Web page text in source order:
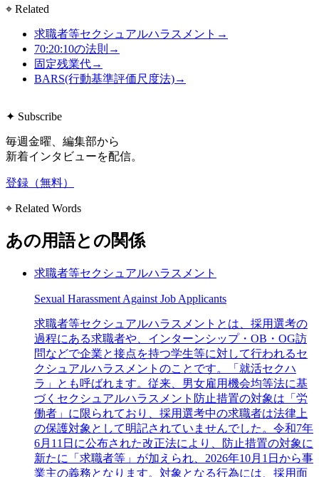
⌖ Related
求職者等セクシュアルハラスメント →
70:20:10の法則 →
固定残業代→
BARS(行動基準評価尺度法)→
✦ Subscribe
毎週金曜、編集部から
新着インタビューを配信。
登録（無料）
⌖ Related Words
あの用語との関係
求職者等セクシュアルハラスメント
Sexual Harassment Against Job Applicants
求職者等セクシュアルハラスメントとは、採用選考の
過程にある求職者や、インターンシップ・OB・OG訪
問などで企業と接点を持つ学生等に対して行われるセ
クシュアルハラスメントのことです。「就活セクハ
ラ」とも呼ばれます。従来、男女雇用機会均等法に基
づくセクシュアルハラスメント防止措置の対象は「労
働者」に限られており、採用選考中の求職者は法律上
の保護対象として明記されていませんでした。令和7年
6月11日に公布された改正法により、防止措置の対象に
新たに「求職者等」が加えられ、2026年10月1日から事
業主の義務となります。対象となる行為には、採用面